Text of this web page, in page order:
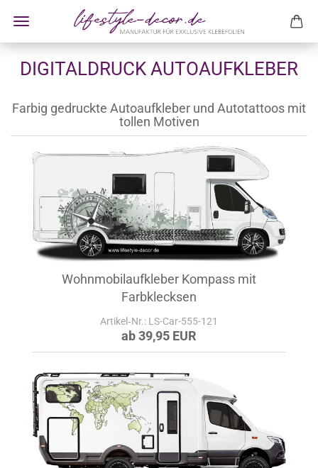
DIGITALDRUCK AUTOAUFKLEBER
Farbig gedruckte Autoaufkleber und Autotattoos mit
tollen Motiven
Wohnmobilaufkleber Kompass mit
Farbklecksen
Artikel‑Nr.: LS-Car-555-121
ab 39,95 EUR